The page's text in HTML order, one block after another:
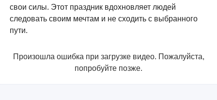
свои силы. Этот праздник вдохновляет людей
следовать своим мечтам и не сходить с выбранного
пути.
Произошла ошибка при загрузке видео. Пожалуйста,
попробуйте позже.